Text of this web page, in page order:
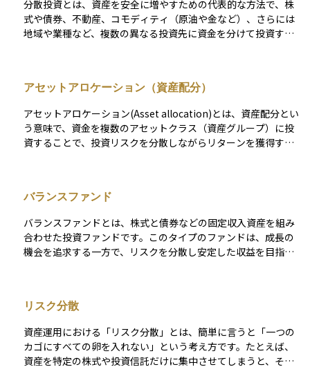
分散投資とは、資産を安全に増やすための代表的な方法で、株
式や債券、不動産、コモディティ（原油や金など）、さらには
地域や業種など、複数の異なる投資先に資金を分けて投資する
に集中させるよりも値動きの影響が分散されるため、長期的に
はより安定したリターンが期待できます。 ただし、あらゆるリ
スクが消えるわけではなく、世界全体の経済状況が悪化すれば
同時に下落するケースもあるため、投資を行う際は目標や投資
期間、リスク許容度を考慮したうえで、計画的に実行すること
アセットアロケーション（資産配分）
アセットアロケーション(Asset allocation)とは、資産配分とい
う意味で、資金を複数のアセットクラス（資産グループ）に投
資することで、投資リスクを分散しながらリターンを獲得する
許容度・投資機関に基づいて資産配分を決定し、後者は短期的
に投資対象の資産特性に基づいて資産配分を決定する。
バランスファンド
バランスファンドとは、株式と債券などの固定収入資産を組み
合わせた投資ファンドです。このタイプのファンドは、成長の
機会を追求する一方で、リスクを分散し安定した収益を目指し
ります。市場の変動に対する耐性を高めるために、株式の成長
性と債券の安定性を兼ね備えています。このため、市場の状況
に応じて、ファンドマネージャーは資産配分を調整し、リスク
を管理しながらリターンを最適化することが可能です。 投資家
にとって、バランスファンドは多様な投資ポートフォリオを持
リスク分散
資産運用における「リスク分散」とは、簡単に言うと「一つの
カゴにすべての卵を入れない」という考え方です。たとえば、
資産を特定の株式や投資信託だけに集中させてしまうと、それ